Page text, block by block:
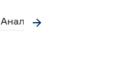
Аналоги